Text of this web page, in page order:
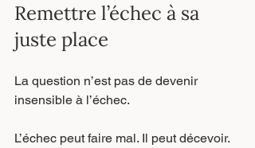
Remettre l’échec à sa
juste place
La question n’est pas de devenir
insensible à l’échec.
L’échec peut faire mal. Il peut décevoir.